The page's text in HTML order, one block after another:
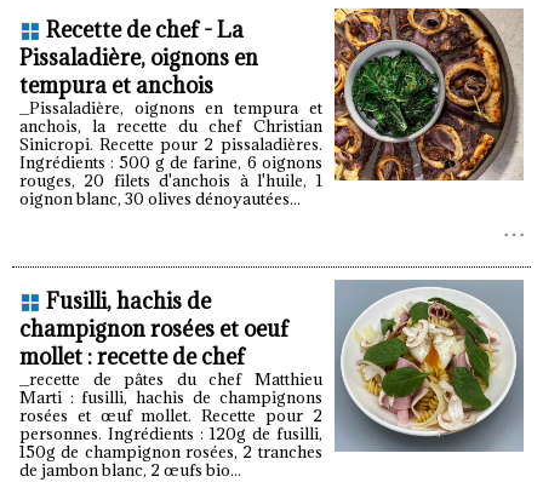
Recette de chef - La
Pissaladière, oignons en
tempura et anchois
_Pissaladière, oignons en tempura et
anchois, la recette du chef Christian
Sinicropi. Recette pour 2 pissaladières.
Ingrédients : 500 g de farine, 6 oignons
rouges, 20 filets d'anchois à l'huile, 1
oignon blanc, 30 olives dénoyautées...
Fusilli, hachis de
champignon rosées et oeuf
mollet : recette de chef
_recette de pâtes du chef Matthieu
Marti : fusilli, hachis de champignons
rosées et œuf mollet. Recette pour 2
personnes. Ingrédients : 120g de fusilli,
150g de champignon rosées, 2 tranches
de jambon blanc, 2 œufs bio...